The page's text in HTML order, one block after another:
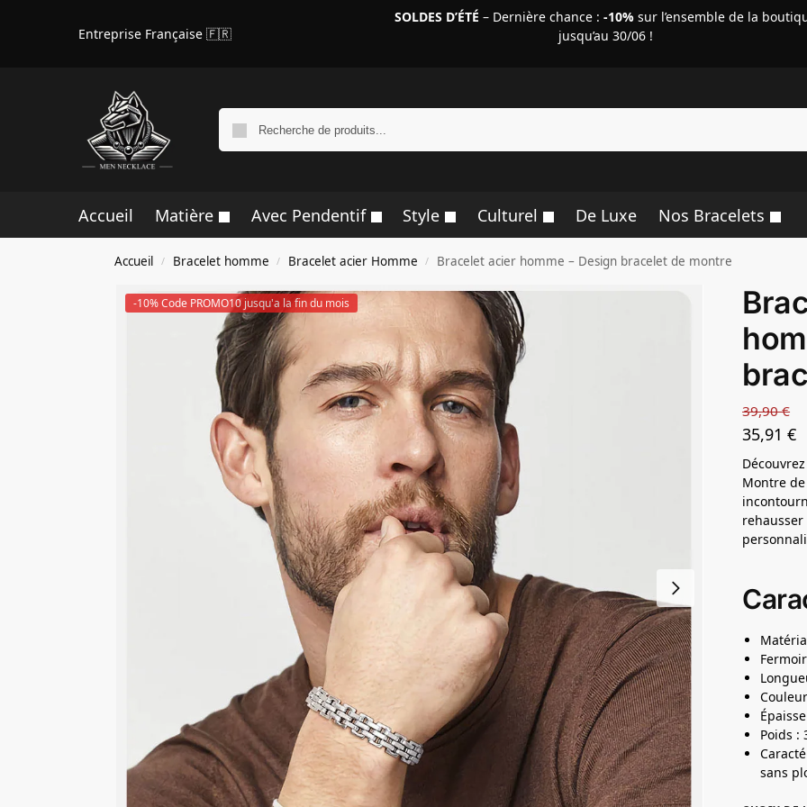
Entreprise Française 🇫🇷
SOLDES D’ÉTÉ – Dernière chance : -10%sur l’ensemble de la
jusqu’au 30/06 !
Accueil Matière Avec Pendentif Style Culturel De Luxe Nos Bracelets
Accueil / Bracelet homme / Bracelet acier Homme / Bracelet acier homme – Design bracelet de montre
-10% Code PROMO10 jusqu'a la fin du mois
39,90€
35,91€
Montre
Poids :
sans